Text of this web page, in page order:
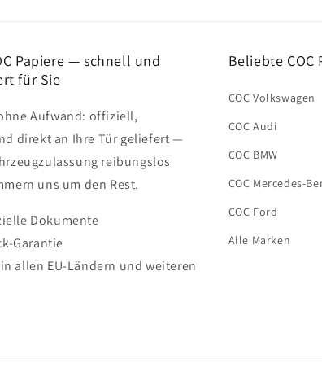
Papiere — schnell und
für Sie
Aufwand: offiziell,
direkt an Ihre Tür geliefert —
reibungslos
uns um den Rest.
Dokumente
Garantie
allen EU-Ländern und weiteren
Beliebte COC
COC Volkswagen
COC Audi
COC BMW
COC Mercedes-
COC Ford
Alle Marken